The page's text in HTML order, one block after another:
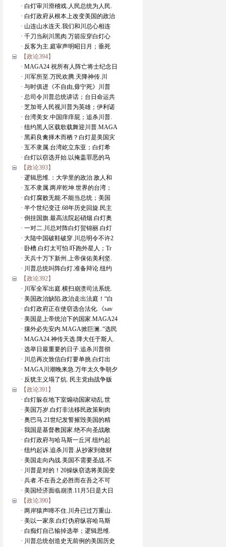
· 白灯审川滑稽戏.人民总统为人民.
· 白灯政府从根本上改变美国的政治
· 山连山水连天.我们和川总心相连
· 千刀当剐川黑肉.万箭应穿白灯心
· 反客为主.庭审声明昭日月；垂死
【政论394】
· MAGA24 祝所有人阵亡将士纪念日
· 川军所至.万民欢腾.天降神传.川
· 与时俱进《不自由,毋宁死》川普
· 总司令川普总统讲话；台日命运共
· 芝加哥人民视川普为英雄；伊利诺
· 台湾美女.中国痒痒屁；追杀川普.
· 纽约黑人区载歌载舞迎川普.MAGA
· 黑莉良禽择木而栖？白灯是美国灾
· 互不隶属.台湾屹立东亚；白灯希
· 白灯以窃选开始.以掩盖罪恶的马
【政论393】
· 逻辑思维.：大学里的政治.敌人和
· 互不隶属.两岸乾坤.世界的台湾；
· 白灯腐败无能.不能当总统；美国
· 半个世纪变迁.68年历史回旋.民主
· 倒挂国旗.最高法院起硝烟.白灯奥
· 一对二.川总对阵白灯贺锦丽.白灯
· 大陆中国破鞋破穿.川总明令不许2
· 卧槽.白灯太可怕.吓跑外星人；Tr
· 天兵十万下新州.上帝保佑美利坚.
· 川普总统叫阵白灯.准备辩论.纽约
【政论392】
· 川军全军出庭.横扫崩溃司法系统.
· 美国政治缺陷.政治走出法庭！“白
· 白灯政府正在使窃选合法化.《sav
· 美国是上帝统治下的国家.MAGA24
· 攘外必先安内.MAGA掀巨澜..“选民
· MAGA24.神传天选.降大任于斯人.
· 选举日最重要的日子.追杀川普彻
· 川总再次致信白灯要单挑.白灯出
· MAGA川潮晚来急.万年太久争朝夕
· 反犹主义塌了炕. 民主党由战争贩
【政论391】
· 白灯躲在地下室煽动国家动乱.世
· 美国万岁.白灯非法移民政策剜肉
· 奥巴马.21世纪发誓摧毁美国的精
· 我国是基督教国家.绝不向圣战敞
· 白灯政府与哈马斯一丘河.纽约起
· 纽约起诉.追杀川普.从抄家到敛财
· 美国走向内战.美国不需要圣战.不
· 川普是对的！20操纵窃选将美国变
· 兵者.不在吾之必胜而在吾之不可
· 美国经济面临崩溃.11月5日是大日
【政论390】
· 两岸猿声啼不住.川舟已过万重山.
· 美以一家亲.白灯伪府纵容哈马斯
· 白痴灯自己输掉选举；逻辑思维.
· 川普总统创造史无前例的美国历史